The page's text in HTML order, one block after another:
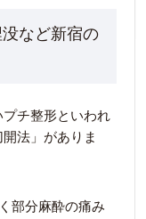
など新宿の
チ整形といわれ
法」がありま
部分麻酔の痛み